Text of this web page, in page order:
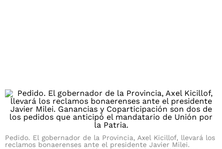
Pedido. El gobernador de la Provincia, Axel Kicillof, llevará los
reclamos bonaerenses ante el presidente Javier Milei.